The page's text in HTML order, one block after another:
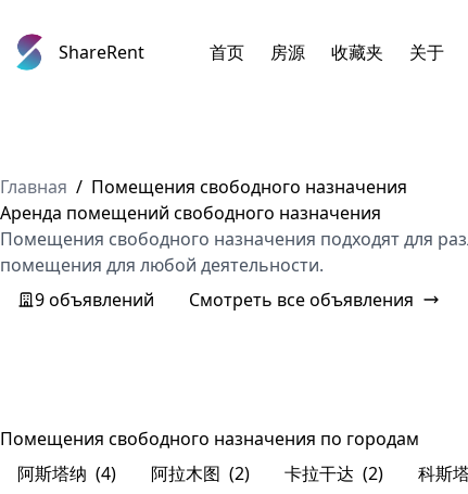
ShareRent 首页 房源 收藏夹 关于
Главная / Помещения свободного назначения
Аренда помещений свободного назначения
Помещения свободного назначения подходят для
помещения для любой деятельности.
9 объявлений
Смотреть все объявления
Помещения свободного назначения по городам
阿斯塔纳 (4) 阿拉木图 (2) 卡拉干达 (2) 科斯